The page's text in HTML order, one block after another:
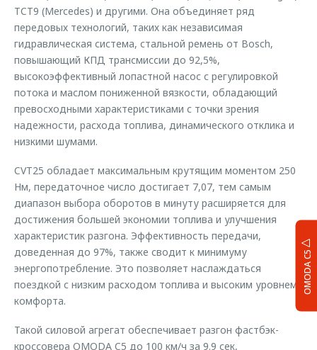
OMODA C5
TCT9 (Mercedes) и другими. Она объединяет ряд
передовых технологий, таких как независимая
гидравлическая система, стальной ремень от Bosch,
повышающий КПД трансмиссии до 92,5%,
высокоэффективный лопастной насос с регулировкой
потока и маслом пониженной вязкости, обладающий
превосходными характеристиками с точки зрения
надежности, расхода топлива, динамического отклика и
низкими шумами.
CVT25 обладает максимальным крутящим моментом 250
Нм, передаточное число достигает 7,07, тем самым
диапазон выбора оборотов в минуту расширяется для
достижения большей экономии топлива и улучшения
характеристик разгона. Эффективность передачи,
доведенная до 97%, также сводит к минимуму
энергопотребление. Это позволяет наслаждаться
поездкой с низким расходом топлива и высоким уровнем
комфорта.
Такой силовой агрегат обеспечивает разгон фастбэк-
кроссовера OMODA C5 до 100 км/ч за 9.9 сек,